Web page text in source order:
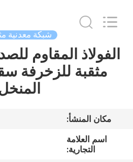
الصفحة
الرئيسية
معلومات
Rights
شبكة معدنية
الفولاذ المقاوم
مثقبة للزخرفة
مكان المنشأ:
اسم العلامة
التجارية: